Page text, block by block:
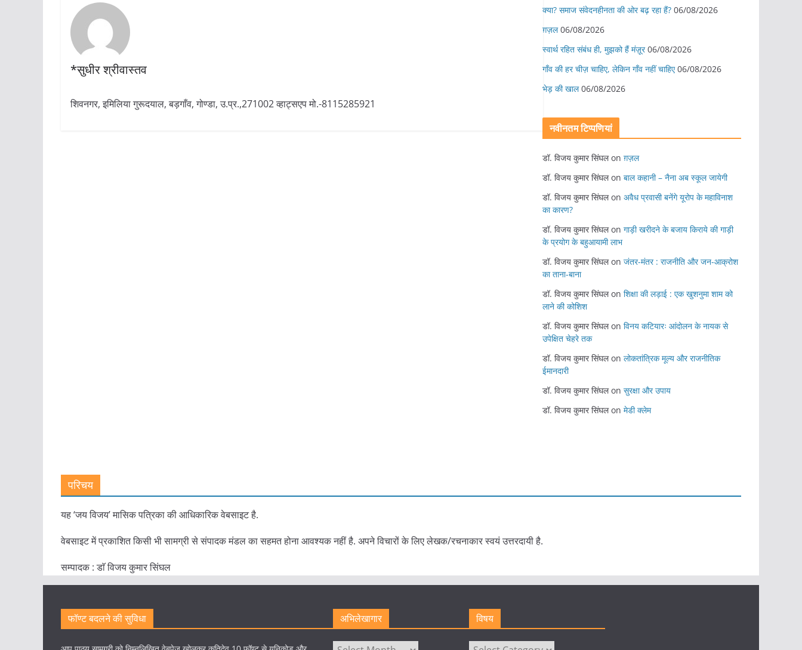
*सुधीर श्रीवास्तव
शिवनगर, इमिलिया गुरूदयाल, बड़गाँव, गोण्डा, उ.प्र.,271002 व्हाट्सएप मो.-8115285921
क्या? समाज संवेदनहीनता की ओर बढ़ रहा हैं? 06/08/2026
ग़ज़ल 06/08/2026
स्वार्थ रहित संबंध ही, मुझको हैं मंज़ूर 06/08/2026
गाँव की हर चीज़ चाहिए, लेकिन गाँव नहीं चाहिए 06/08/2026
भेड़ की खाल 06/08/2026
नवीनतम टिप्पणियां
डॉ. विजय कुमार सिंघलon ग़ज़ल
डॉ. विजय कुमार सिंघलon बाल कहानी – नैना अब स्कूल जायेगी
डॉ. विजय कुमार सिंघलon अवैध प्रवासी बनेंगे यूरोप के महाविनाश
का कारण?
डॉ. विजय कुमार सिंघलon गाड़ी खरीदने के बजाय किराये की गाड़ी
के प्रयोग के बहुआयामी लाभ
डॉ. विजय कुमार सिंघलon जंतर-मंतर : राजनीति और जन-आक्रोश
का ताना-बाना
डॉ. विजय कुमार सिंघलon शिक्षा की लड़ाई : एक खुशनुमा शाम को
लाने की कोशिश
डॉ. विजय कुमार सिंघलon विनय कटियारः आंदोलन के नायक से
उपेक्षित चेहरे तक
डॉ. विजय कुमार सिंघलon लोकतांत्रिक मूल्य और राजनीतिक
ईमानदारी
डॉ. विजय कुमार सिंघलon सुरक्षा और उपाय
डॉ. विजय कुमार सिंघलon मेडी क्लेम
परिचय
यह ‘जय विजय’ मासिक पत्रिका की आधिकारिक वेबसाइट है.
वेबसाइट में प्रकाशित किसी भी सामग्री से संपादक मंडल का सहमत होना आवश्यक नहीं है. अपने विचारों के लिए लेखक/रचनाकार स्वयं उत्तरदायी है.
सम्पादक : डाॅ विजय कुमार सिंघल
फॉण्ट बदलने की सुविधा अभिलेखागार विषय